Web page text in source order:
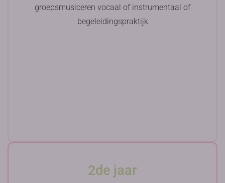
groepsmusiceren vocaal of instrumentaal of
begeleidingspraktijk
2de jaar